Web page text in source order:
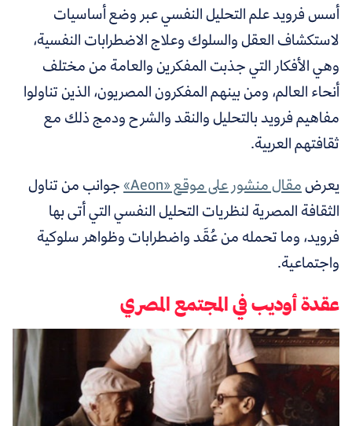
أسس فرويد علم التحليل النفسي عبر وضع أساسيات
لاستكشاف العقل والسلوك وعلاج الاضطرابات النفسية،
وهي الأفكار التي جذبت المفكرين والعامة من مختلف
أنحاء العالم، ومن بينهم المفكرون المصريون، الذين تناولوا
مفاهيم فرويد بالتحليل والنقد والشرح ودمج ذلك مع
ثقافتهم العربية.
يعرضمقال منشور على موقع «Aeon» جوانبمن تناول
الثقافة المصرية لنظريات التحليل النفسي التي أتى بها
فرويد، وما تحمله من عُقَد واضطرابات وظواهر سلوكية
واجتماعية.
عقدة أوديب في المجتمع المصري